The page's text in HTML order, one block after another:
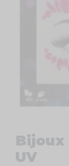
Bijoux
UV